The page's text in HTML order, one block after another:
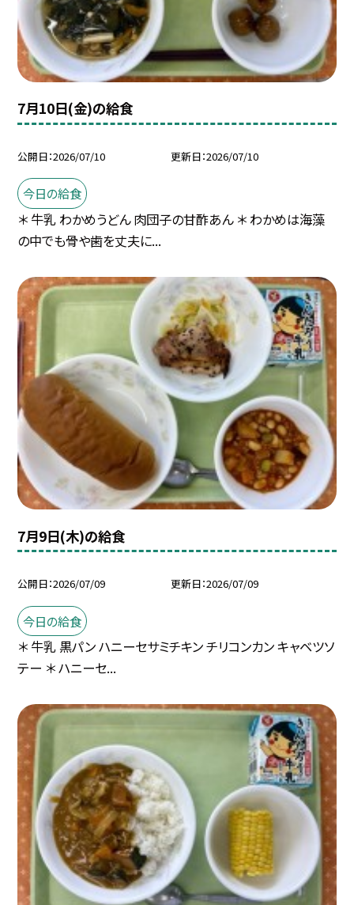
7月10日(金)の給食
公開日 2026/07/10 更新日 2026/07/10
今日の給食
＊ 牛乳 わかめうどん 肉団子の甘酢あん ＊ わかめは海藻
の中でも骨や歯を丈夫に...
7月9日(木)の給食
公開日 2026/07/09 更新日 2026/07/09
今日の給食
＊ 牛乳 黒パン ハニーセサミチキン チリコンカン キャベツソ
テー ＊ ハニーセ...